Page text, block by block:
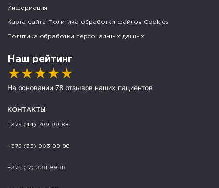
Информация
Карта сайта Политика обработки файлов Cookies
Политика обработки персональных данных
Наш рейтинг
★★★★★
На основании 78 отзывов наших пациентов
КОНТАКТЫ
+375 (44) 799 99 88
+375 (33) 903 99 88
+375 (17) 338 99 88